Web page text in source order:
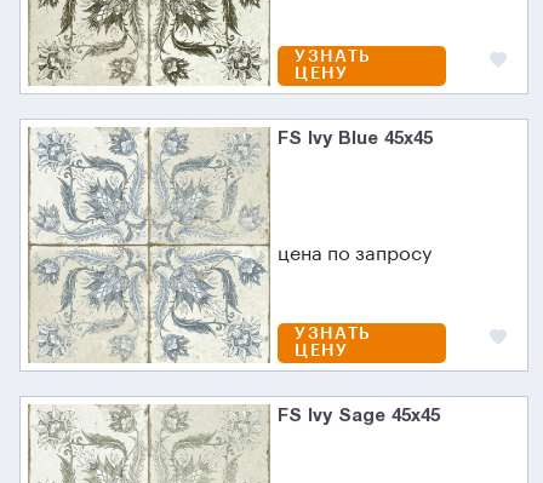
УЗНАТЬ
ЦЕНУ
FS Ivy Blue 45х45
цена по запросу
УЗНАТЬ
ЦЕНУ
FS Ivy Sage 45x45